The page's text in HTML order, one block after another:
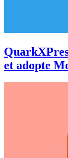
et adopte